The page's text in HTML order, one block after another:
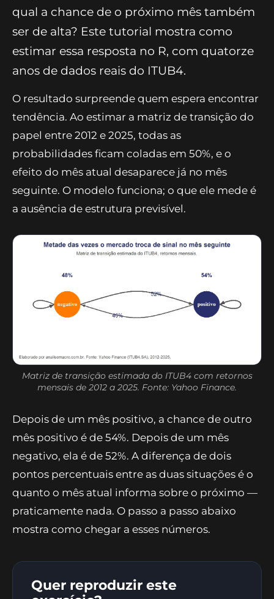
qual a chance de o próximo mês também
ser de alta? Este tutorial mostra como
estimar essa resposta no R, com quatorze
anos de dados reais do ITUB4.
O resultado surpreende quem espera encontrar
tendência. Ao estimar a matriz de transição do
papel entre 2012 e 2025, todas as
probabilidades ficam coladas em 50%, e o
efeito do mês atual desaparece já no mês
seguinte. O modelo funciona; o que ele mede é
a ausência de estrutura previsível.
Matriz de transição estimada do ITUB4 com retornos
mensais de 2012 a 2025. Fonte: Yahoo Finance.
Depois de um mês positivo, a chance de outro
mês positivo é de 54%. Depois de um mês
negativo, ela é de 52%. A diferença de dois
pontos percentuais entre as duas situações é o
quanto o mês atual informa sobre o próximo —
praticamente nada. O passo a passo abaixo
mostra como chegar a esses números.
Quer reproduzir este